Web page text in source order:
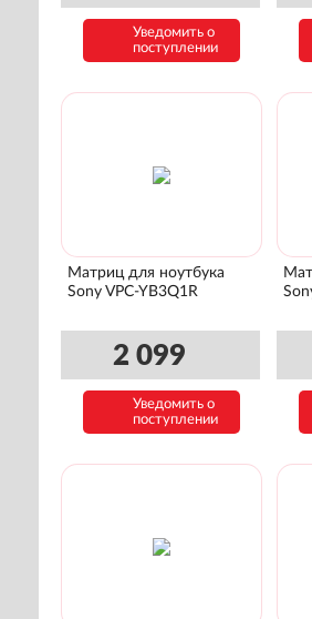
Уведомить о
поступлении
Матриц для ноутбука
Sony VPC-YB3Q1R
2 099
Уведомить о
поступлении